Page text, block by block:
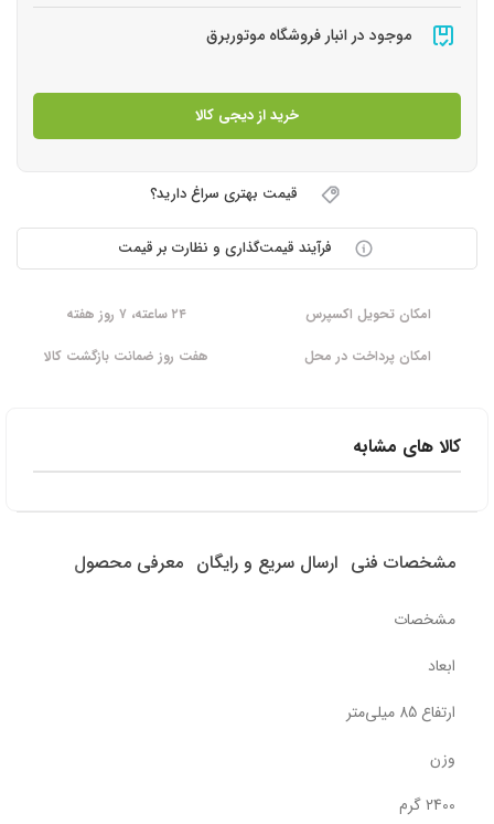
موجود در انبار فروشگاه موتوربرق
خرید از دیجی کالا
قیمت بهتری سراغ دارید؟
فرآیند قیمت‌گذاری و نظارت بر قیمت
امکان تحویل اکسپرس
۲۴ ساعته، ۷ روز هفته
امکان پرداخت در محل
هفت روز ضمانت بازگشت کالا
کالا های مشابه
مشخصات فنی ارسال سریع و رایگان معرفی محصول
مشخصات
ابعاد
ارتفاع 85 میلی‌متر
وزن
2400 گرم